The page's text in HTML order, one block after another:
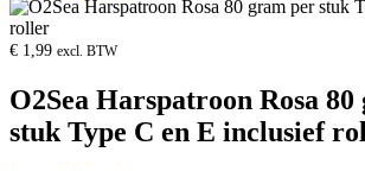
€ 1,99 excl. BTW
O2Sea Harspatroon Rosa
stuk Type C en E inclusief